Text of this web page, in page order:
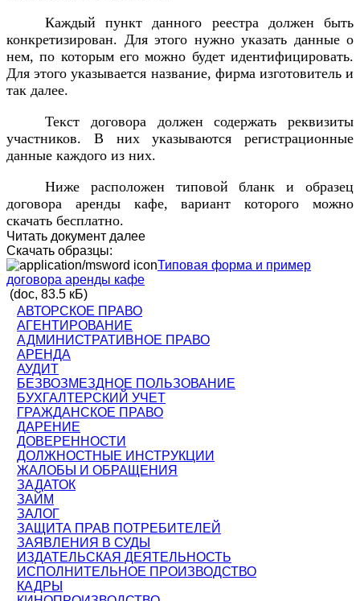
Каждый пункт данного реестра должен быть
конкретизирован. Для этого нужно указать данные о
нем, по которым его можно будет идентифицировать.
Для этого указывается название, фирма изготовитель и
так далее.
Текст договора должен содержать реквизиты
участников. В них указываются регистрационные
данные каждого из них.
Ниже расположен типовой бланк и образец
договора аренды кафе, вариант которого можно
скачать бесплатно.
Читать документ далее
Скачать образцы:
Типовая форма и пример
договора аренды кафе
(doc, 83.5 кБ)
АВТОРСКОЕ ПРАВО
АГЕНТИРОВАНИЕ
АДМИНИСТРАТИВНОЕ ПРАВО
АРЕНДА
АУДИТ
БЕЗВОЗМЕЗДНОЕ ПОЛЬЗОВАНИЕ
БУХГАЛТЕРСКИЙ УЧЕТ
ГРАЖДАНСКОЕ ПРАВО
ДАРЕНИЕ
ДОВЕРЕННОСТИ
ДОЛЖНОСТНЫЕ ИНСТРУКЦИИ
ЖАЛОБЫ И ОБРАЩЕНИЯ
ЗАДАТОК
ЗАЙМ
ЗАЛОГ
ЗАЩИТА ПРАВ ПОТРЕБИТЕЛЕЙ
ЗАЯВЛЕНИЯ В СУДЫ
ИЗДАТЕЛЬСКАЯ ДЕЯТЕЛЬНОСТЬ
ИСПОЛНИТЕЛЬНОЕ ПРОИЗВОДСТВО
КАДРЫ